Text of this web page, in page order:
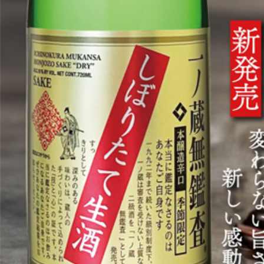
お勧めの料理はすき焼き・おでん・焼き餃子！
一ノ蔵 無鑑査本醸造辛口 しぼりたて生酒 1800mlはこち